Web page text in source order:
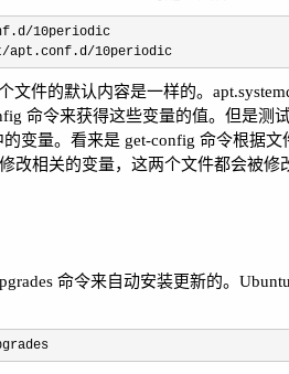
10periodic
apt.conf.d/10periodic
文件的默认内容是一样的。
命令来获得这些变量的值。但是测
的变量。看来是 get-config 命令根据
改相关的变量，这两个文件都会被
命令来自动安装更新的。